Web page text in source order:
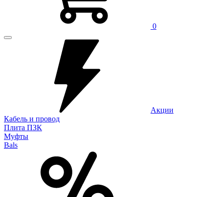
0
Акции
Кабель и провод
Плита ПЗК
Муфты
Bals